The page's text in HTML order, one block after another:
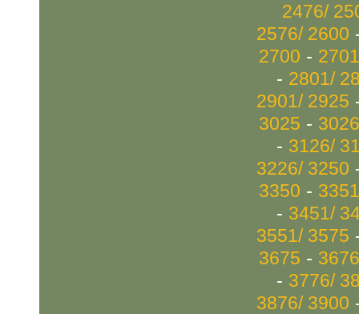
2476/
2576/ 2600
2700 -
- 2801/
2901/ 2925
3025 -
- 3126/
3226/ 3250
3350 -
- 3451/
3551/ 3575
3675 -
- 3776/
3876/ 3900